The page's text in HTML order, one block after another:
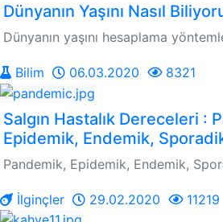
Dünyanın Yaşını Nasıl
Dünyanın yaşını hesaplama
Bilim 06.03.2020 8321
Salgın Hastalık Dereceleri :
Epidemik, Endemik,
Pandemik, Epidemik, Endemik,
İlginçler 29.02.2020 11219